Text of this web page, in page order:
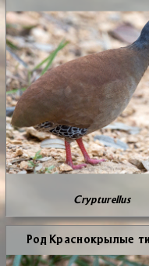
Crypturellus
Род Крас­но­кры­лые